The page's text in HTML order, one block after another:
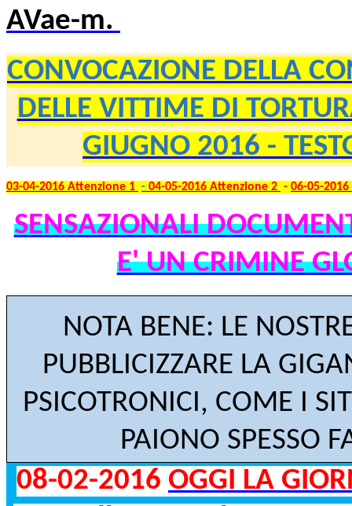
AVae-m.
CONVOCAZIONE DELLA
DELLE VITTIME DI
GIUGNO 2016 -
03-04-2016 Attenzione 1 - 04-05-2016 Attenzione 2 - 06-05-
SENSAZIONALI
E' UN CRIMINE
NOTA BENE: LE
PUBBLICIZZARE LA
PSICOTRONICI, COME I
PAIONO SPESSO
08-02-2016 OGGI LA